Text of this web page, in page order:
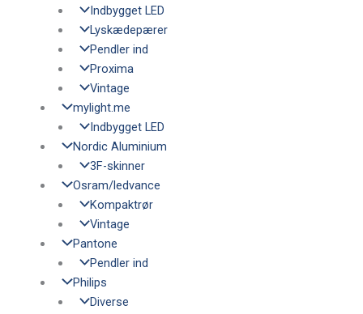
Indbygget LED
Lyskædepærer
Pendler ind
Proxima
Vintage
mylight.me
Indbygget LED
Nordic Aluminium
3F-skinner
Osram/ledvance
Kompaktrør
Vintage
Pantone
Pendler ind
Philips
Diverse